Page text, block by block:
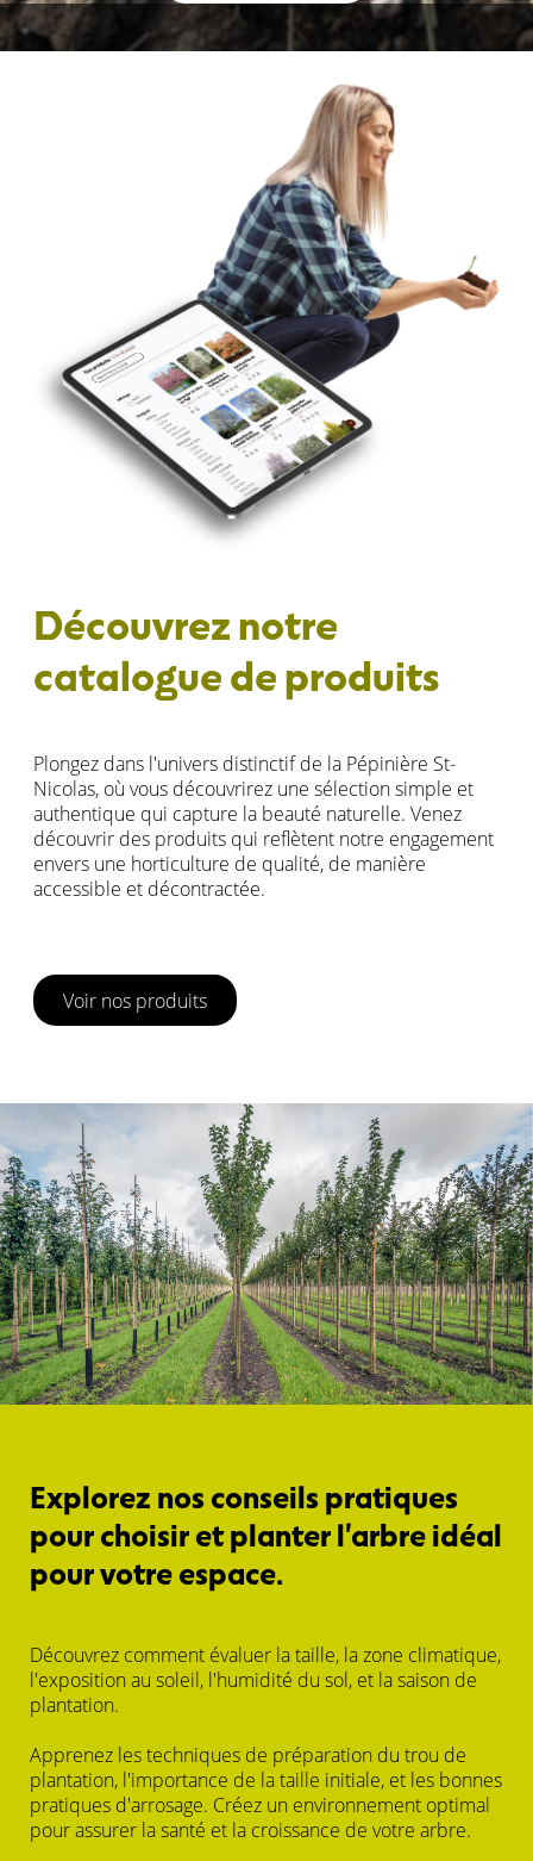
Découvrez notre
catalogue de produits
Plongez dans l'univers distinctif de la Pépinière St-
Nicolas, où vous découvrirez une sélection simple et
authentique qui capture la beauté naturelle. Venez
découvrir des produits qui reflètent notre engagement
envers une horticulture de qualité, de manière
accessible et décontractée.
Voir nos produits
Explorez nos conseils pratiques
pour choisir et planter l'arbre idéal
pour votre espace.
Découvrez comment évaluer la taille, la zone climatique,
l'exposition au soleil, l'humidité du sol, et la saison de
plantation.
Apprenez les techniques de préparation du trou de
plantation, l'importance de la taille initiale, et les bonnes
pratiques d'arrosage. Créez un environnement optimal
pour assurer la santé et la croissance de votre arbre.